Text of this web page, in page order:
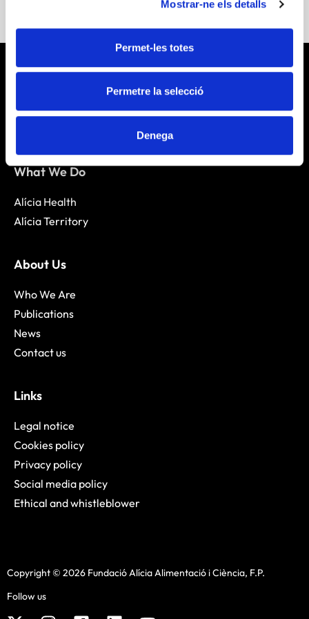
Mostrar-ne els detalls
Permet-les totes
Permetre la selecció
Denega
What We Do
Alícia Health
Alícia Territory
About Us
Who We Are
Publications
News
Contact us
Links
Legal notice
Cookies policy
Privacy policy
Social media policy
Ethical and whistleblower
Copyright © 2026 Fundació Alícia Alimentació i Ciència, F.P.
Follow us